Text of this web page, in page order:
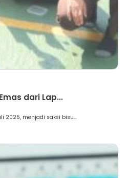
dari Lap...
2025, menjadi saksi bisu...